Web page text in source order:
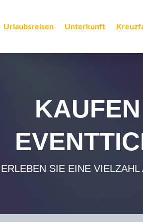
Urlaubsreisen Unterkunft
ERLEBEN SIE EINE